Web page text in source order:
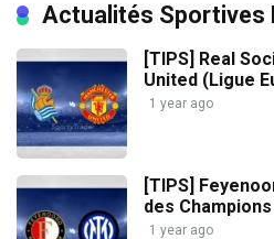
Actualités Sportives
[TIPS] Real
United (Ligue
1 year ago
[TIPS]
des
1 year ago